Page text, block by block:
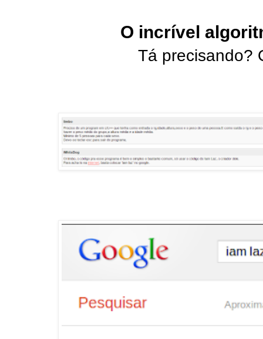
O incrível
Tá precisando?